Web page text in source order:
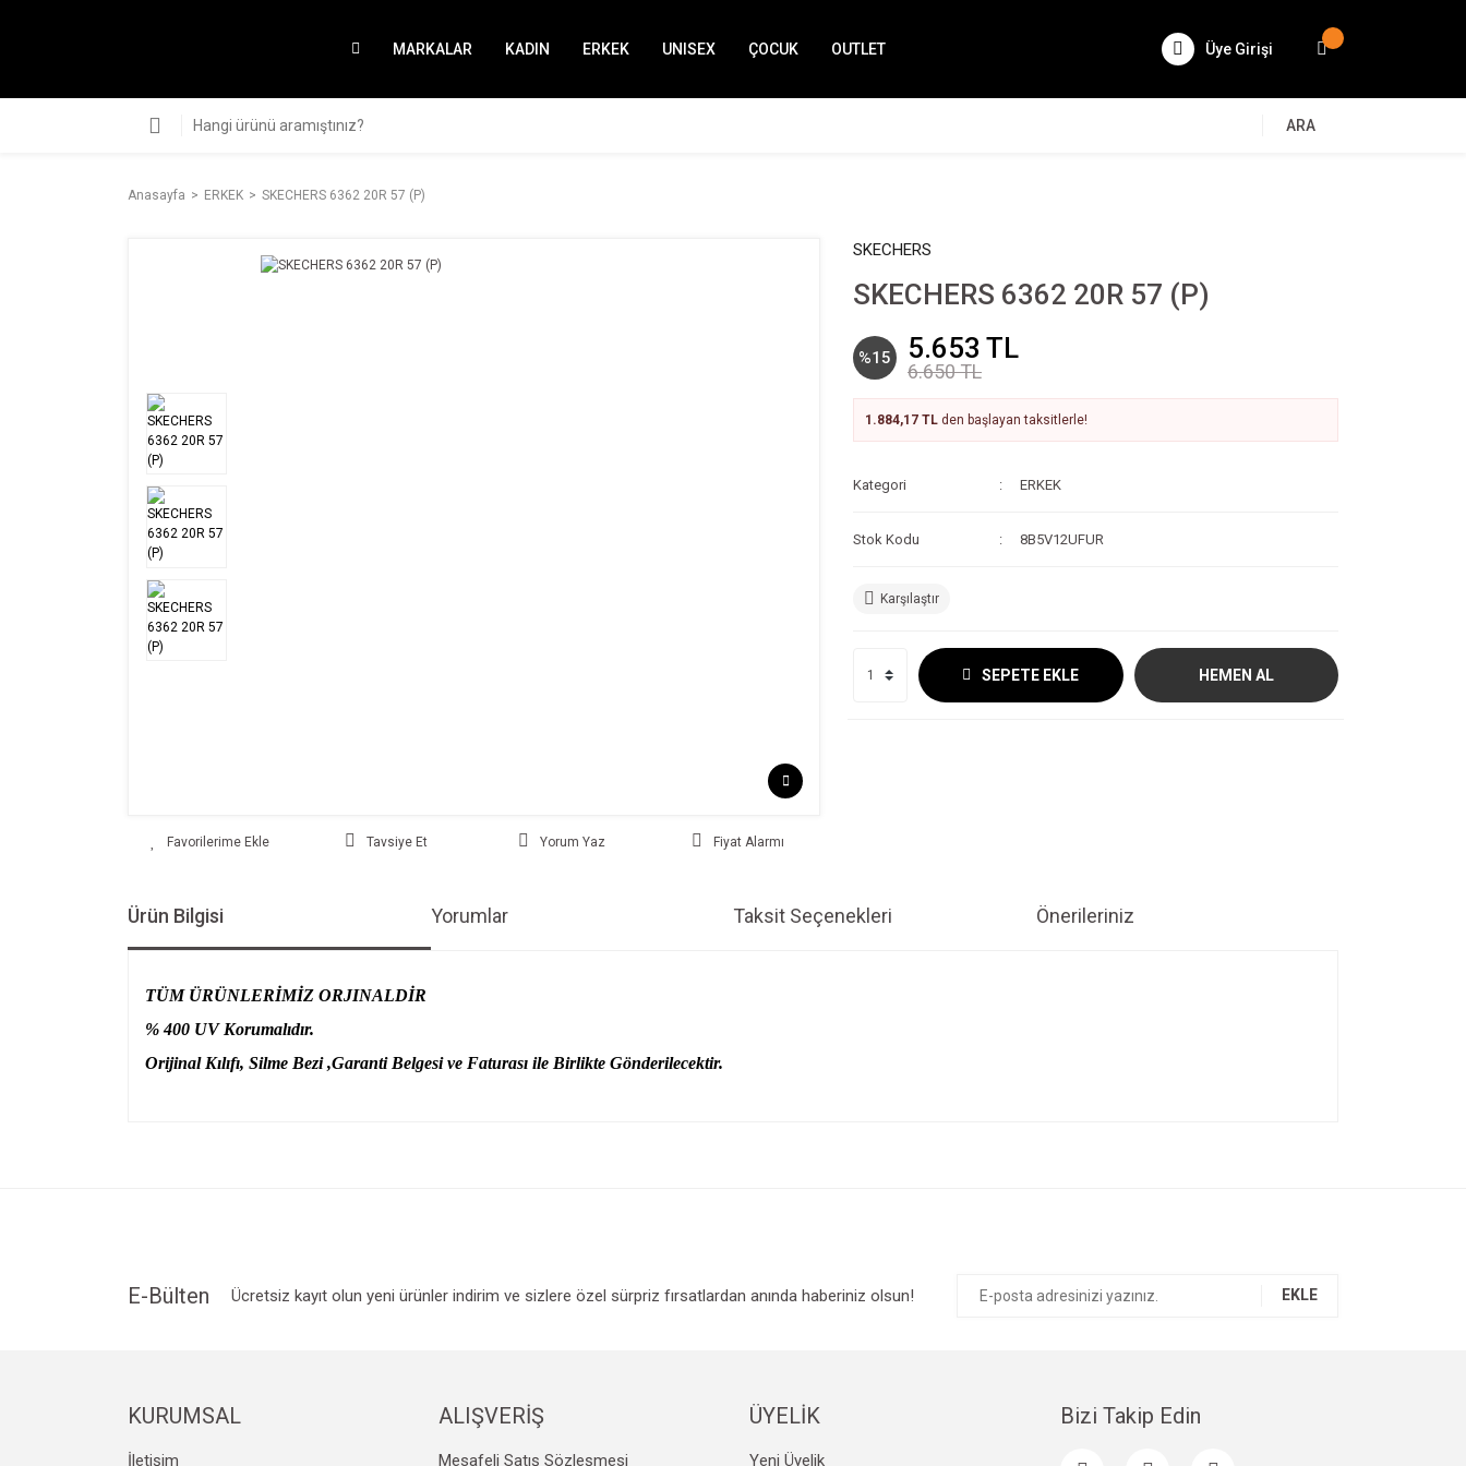
MARKALAR KADIN ERKEK UNISEX ÇOCUK OUTLET Üye Girişi
ARA
Anasayfa ERKEK SKECHERS 6362 20R 57 (P)
Tavsiye Et Yorum Yaz Fiyat Alarmı
SKECHERS
SKECHERS 6362 20R 57 (P)
%15 5.653 TL
6.650 TL
1.884,17 TL den başlayan taksitlerle!
Kategori ERKEK
Stok Kodu 8B5V12UFUR
Karşılaştır
SEPETE EKLE HEMEN AL
Ürün Bilgisi Yorumlar Taksit Seçenekleri Önerileriniz
TÜM ÜRÜNLERİMİZ ORJINALDİR
% 400 UV Korumalıdır.
Orijinal Kılıfı, Silme Bezi ,Garanti Belgesi ve Faturası ile Birlikte Gönderilecektir.
Bu ürüne benzer farklı alternatifler olmalı.
E-Bülten Ücretsiz kayıt olun yeni ürünler indirim ve sizlere özel sürpriz fırsatlardan anında haberiniz olsun! EKLE
KURUMSAL
İletişim
ALIŞVERİŞ
Mesafeli Satış Sözleşmesi
ÜYELİK
Yeni Üyelik
Bizi Takip Edin